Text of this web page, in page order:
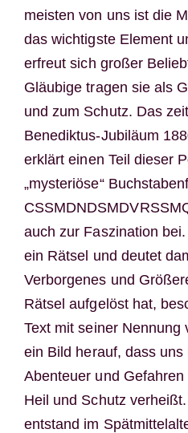
meisten von uns ist die
das wichtigste Element
erfreut sich großer
Gläubige tragen sie als
und zum Schutz. Das
Benediktus-Jubiläum
erklärt einen Teil dieser
„mysteriöse“
auch zur Faszination
ein Rätsel und deutet
Verborgenes und
Rätsel aufgelöst hat,
Text mit seiner Nennung
ein Bild herauf, dass
Abenteuer und
Heil und Schutz
entstand im